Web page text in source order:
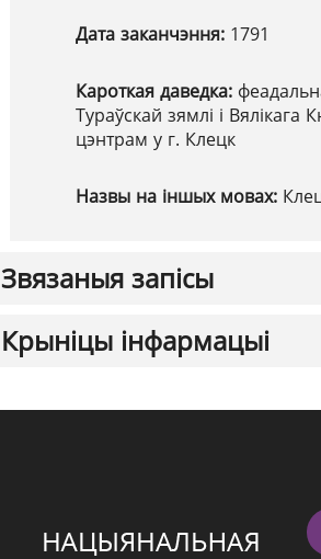
Дата заканчэння: 1791
Кароткая даведка:
Тураўскай зямлі і Вялікага
цэнтрам у г. Клецк
Назвы на іншых мовах:
Звязаныя запісы
Крыніцы інфармацыі